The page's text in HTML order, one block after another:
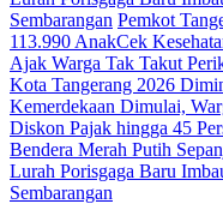
Sembarangan Pemkot
113.990 AnakCek
Ajak Warga Tak Takut
Kota Tangerang 2026
Kemerdekaan Dimulai,
Diskon Pajak hingga 45
Bendera Merah Putih
Lurah Porisgaga Baru
Sembarangan